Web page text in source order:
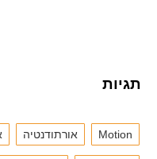
תגיות
Motion אורתודנטיה